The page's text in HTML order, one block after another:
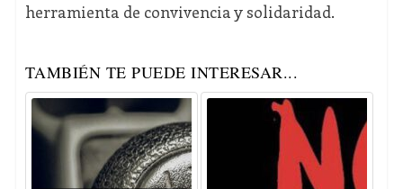
herramienta de convivencia y solidaridad.
TAMBIÉN TE PUEDE INTERESAR...